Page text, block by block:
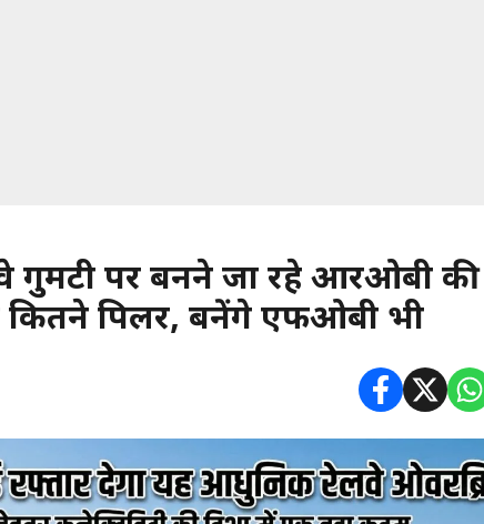
गुमटी पर बनने जा रहे आरओबी की
कितने पिलर, बनेंगे एफओबी भी